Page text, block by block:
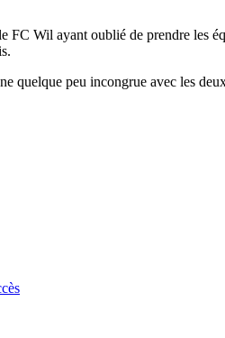
FC Wil ayant oublié de prendre les
quelque peu incongrue avec les